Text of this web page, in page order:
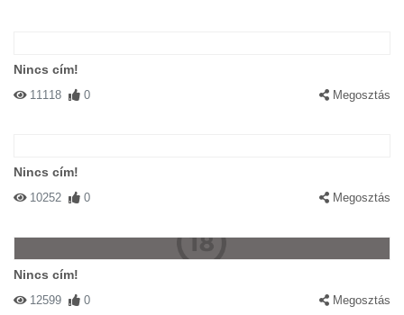
Nincs cím!
11118 0 Megosztás
Nincs cím!
10252 0 Megosztás
Nincs cím!
12599 0 Megosztás